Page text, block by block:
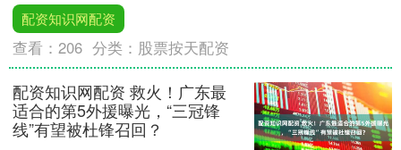
配资知识网配资
查看：206 分类： 股票按天配资
配资知识网配资 救火！广东最
适合的第5外援曝光，“三冠锋
线”有望被杜锋召回？